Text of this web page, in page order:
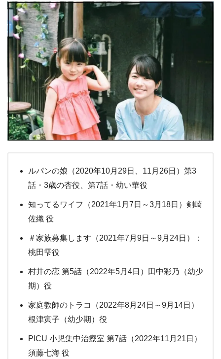
ルパンの娘（2020年10月29日、11月26日）第3
話・3歳の杏役、第7話・幼い華役
知ってるワイフ（2021年1月7日～3月18日）剣崎
佐織 役
＃家族募集します（2021年7月9日～9月24日）：
桃田雫役
村井の恋 第5話（2022年5月4日）田中彩乃（幼少
期）役
家庭教師のトラコ（2022年8月24日～9月14日）
根津寅子（幼少期）役
PICU 小児集中治療室 第7話（2022年11月21日）
須藤七海 役